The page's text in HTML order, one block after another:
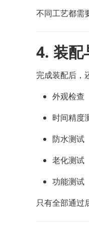
不同工艺都需
4. 装配
完成装配后，
外观检查
时间精度
防水测试
老化测试
功能测试
只有全部通过